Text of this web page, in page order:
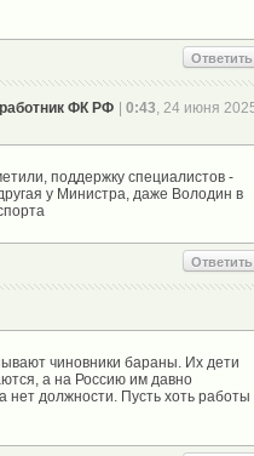
Ответить
ФК РФ 0:43, 24 июня
поддержку специалистов -
у Министра, даже Володин в
Ответить
чиновники бараны. Их дети
а на Россию им давно
нет должности. Пусть хоть работы